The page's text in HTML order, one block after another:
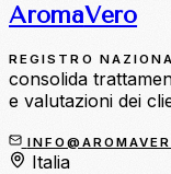
AromaVero
REGISTRO
consolida
e valutazioni dei
Italia